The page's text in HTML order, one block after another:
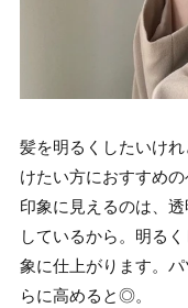
髪を明るくしたいけ
けたい方におすすめ
印象に見えるのは、
しているから。明る
象に仕上がります。
らに高めると◎。